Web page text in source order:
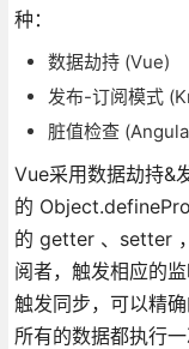
种：
数据劫持 (Vue)
发布-订阅模式
脏值检查
Vue采用数据劫持&
的
的 getter 、setter
阅者，触发相应的
触发同步，可以精
所有的数据都执行一